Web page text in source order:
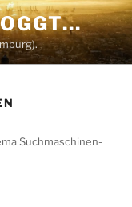
Suchmaschinen-